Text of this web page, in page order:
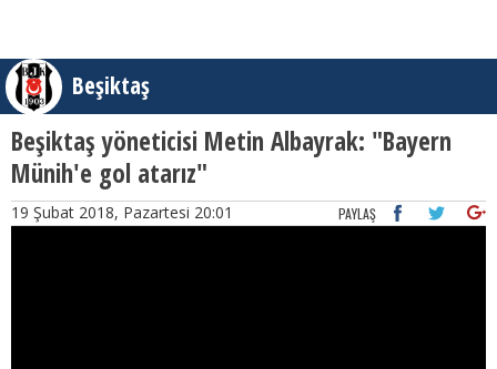
Beşiktaş
Beşiktaş yöneticisi Metin Albayrak: "Bayern
Münih'e gol atarız"
19 Şubat 2018, Pazartesi 20:01 PAYLAŞ